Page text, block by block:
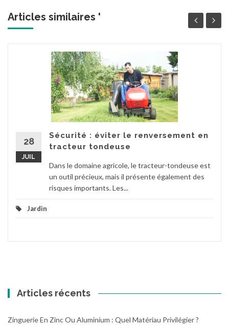
Articles similaires '
28
JUIL
Sécurité : éviter le renversement en
tracteur tondeuse
Dans le domaine agricole, le tracteur-tondeuse est
un outil précieux, mais il présente également des
risques importants. Les...
Jardin
Articles récents
Zinguerie En Zinc Ou Aluminium : Quel Matériau Privilégier ?